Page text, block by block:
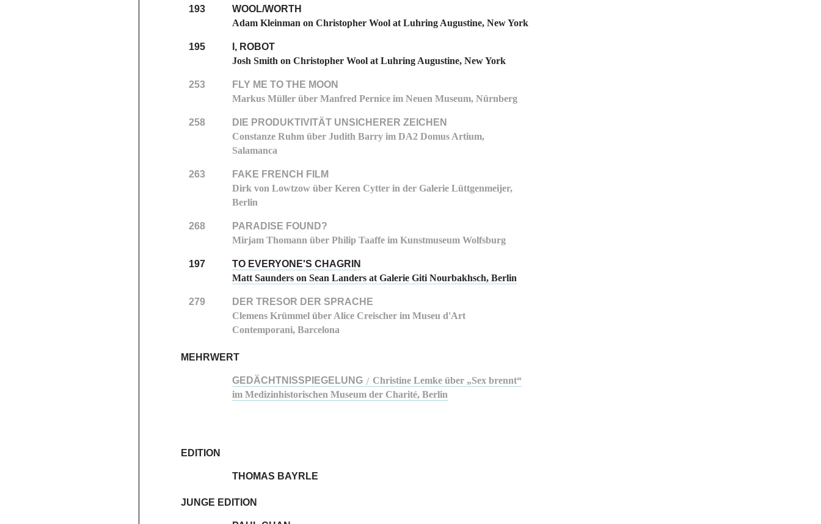
193
WOOL/WORTH
Adam Kleinman on Christopher Wool at Luhring Augustine, New York
195
I, ROBOT
Josh Smith on Christopher Wool at Luhring Augustine, New York
253
FLY ME TO THE MOON
Markus Müller über Manfred Pernice im Neuen Museum, Nürnberg
258
DIE PRODUKTIVITÄT UNSICHERER ZEICHEN
Constanze Ruhm über Judith Barry im DA2 Domus Artium,
Salamanca
263
FAKE FRENCH FILM
Dirk von Lowtzow über Keren Cytter in der Galerie Lüttgenmeijer,
Berlin
268
PARADISE FOUND?
Mirjam Thomann über Philip Taaffe im Kunstmuseum Wolfsburg
197
TO EVERYONE'S CHAGRIN
Matt Saunders on Sean Landers at Galerie Giti Nourbakhsch, Berlin
279
DER TRESOR DER SPRACHE
Clemens Krümmel über Alice Creischer im Museu d'Art
Contemporani, Barcelona
MEHRWERT
GEDÄCHTNISSPIEGELUNG/ Christine Lemke über „Sex brennt“
im Medizinhistorischen Museum der Charité, Berlin
EDITION
THOMAS BAYRLE
JUNGE EDITION